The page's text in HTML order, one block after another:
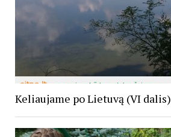
Keliaujame po Lietuvą (VI dalis)